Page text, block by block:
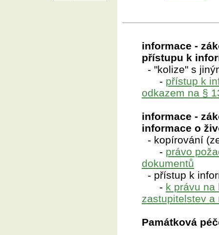
informace -
přístupu k
- "kolize" s
- přístup k
odkazem na §
informace -
informace o
- kopírování
- právo
dokumentů
- přístup k
- k právu na
zastupitelstev a
Památková